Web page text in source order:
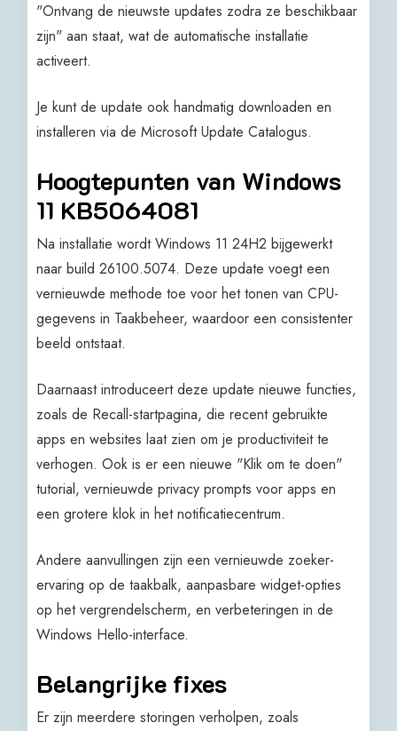
"Ontvang de nieuwste updates zodra ze beschikbaar
zijn" aan staat, wat de automatische installatie
activeert.
Je kunt de update ook handmatig downloaden en
installeren via de Microsoft Update Catalogus.
Hoogtepunten van Windows
11 KB5064081
Na installatie wordt Windows 11 24H2 bijgewerkt
naar build 26100.5074. Deze update voegt een
vernieuwde methode toe voor het tonen van CPU-
gegevens in Taakbeheer, waardoor een consistenter
beeld ontstaat.
Daarnaast introduceert deze update nieuwe functies,
zoals de Recall-startpagina, die recent gebruikte
apps en websites laat zien om je productiviteit te
verhogen. Ook is er een nieuwe "Klik om te doen"
tutorial, vernieuwde privacy prompts voor apps en
een grotere klok in het notificatiecentrum.
Andere aanvullingen zijn een vernieuwde zoeker-
ervaring op de taakbalk, aanpasbare widget-opties
op het vergrendelscherm, en verbeteringen in de
Windows Hello-interface.
Belangrijke fixes
Er zijn meerdere storingen verholpen, zoals